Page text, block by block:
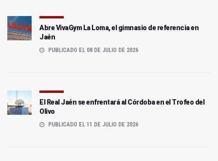
Abre VivaGym La Loma, el gimnasio de referencia en
Jaén
PUBLICADO EL 08 DE JULIO DE 2026
El Real Jaén se enfrentará al Córdoba en el Trofeo del
Olivo
PUBLICADO EL 11 DE JULIO DE 2026